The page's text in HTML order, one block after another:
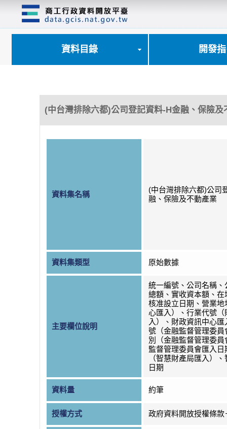
資料目錄 開發
(中台灣排除六都)公司登記資料-H金融、保險及
資料集名稱
(中台灣排除六都)公司
融、保險及不動產業
資料集類型 原始數據
主要欄位說明
統一編號、公司名稱、
總額、實收資本額、在
核准設立日期、營業地
心匯入）、行業代號（
入）、財政資訊中心
號（金融監督管理委員
別（金融監督管理委
監督管理委員會匯入日
（智慧財產局匯入）
日期
資料量 約筆
授權方式 政府資料開放授權條款